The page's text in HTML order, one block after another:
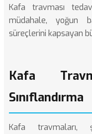
Kafa travması
müdahale, yoğun
süreçlerini kapsayan
Kafa
Sınıflandırma
Kafa travmaları,